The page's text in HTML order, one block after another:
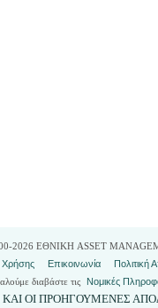
2026 ΕΘΝΙΚΗ ASSET
Χρήσης Επικοινωνία
Πολιτική
διαβάστε τις
Νομικές
ΟΙ ΠΡΟΗΓΟΥΜΕΝΕΣ